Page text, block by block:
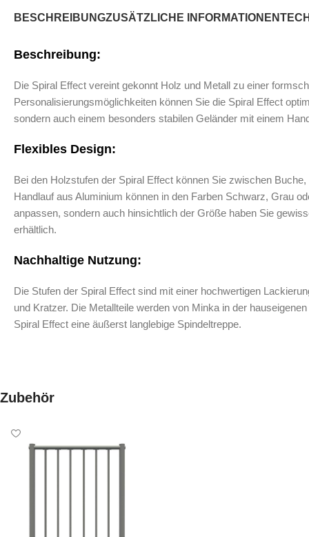
BESCHREIBUNGZUSÄTZLICHE INFORMATIONEN
Beschreibung:
Die Spiral Effect vereint gekonnt Holz und Metall zu einer
Personalisierungsmöglichkeiten können Sie die Spiral Effect
sondern auch einem besonders stabilen Geländer mit einem
Flexibles Design:
Bei den Holzstufen der Spiral Effect können Sie zwischen
Handlauf aus Aluminium können in den Farben Schwarz, Grau
anpassen, sondern auch hinsichtlich der Größe haben Sie
erhältlich.
Nachhaltige Nutzung:
Die Stufen der Spiral Effect sind mit einer hochwertigen
und Kratzer. Die Metallteile werden von Minka in der
Spiral Effect eine äußerst langlebige Spindeltreppe.
Zubehör